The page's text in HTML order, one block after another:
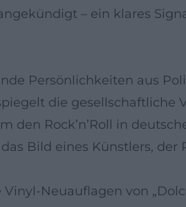
– ein klares
Persönlichkeiten aus
die gesellschaftliche
Rock’n’Roll in
Bild eines Künstlers, der
Neuauflagen von